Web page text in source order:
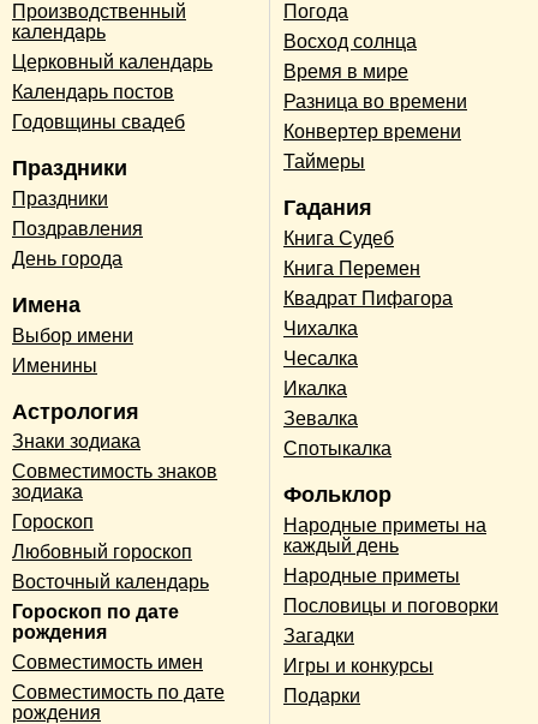
Производственный
календарь
Церковный календарь
Календарь постов
Годовщины свадеб
Праздники
Праздники
Поздравления
День города
Имена
Выбор имени
Именины
Астрология
Знаки зодиака
Совместимость знаков
зодиака
Гороскоп
Любовный гороскоп
Восточный календарь
Гороскоп по дате
рождения
Совместимость имен
Совместимость по дате
рождения
Погода
Восход солнца
Время в мире
Разница во времени
Конвертер времени
Таймеры
Гадания
Книга Судеб
Книга Перемен
Квадрат Пифагора
Чихалка
Чесалка
Икалка
Зевалка
Спотыкалка
Фольклор
Народные приметы на
каждый день
Народные приметы
Пословицы и поговорки
Загадки
Игры и конкурсы
Подарки